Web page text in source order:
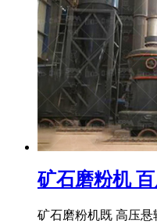
矿石磨粉机
矿石磨粉机既 高压